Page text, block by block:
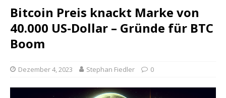
Bitcoin Preis knackt Marke von
40.000 US-Dollar – Gründe für BTC
Boom
Dezember 4, 2023 Stephan Fiedler 0